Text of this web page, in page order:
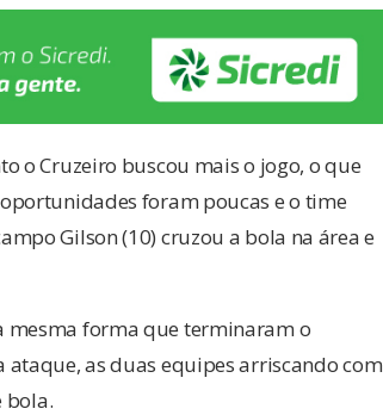
o Cruzeiro buscou mais o jogo, o que
foram poucas e o time
Gilson (10) cruzou a bola na área e
mesma forma que terminaram o
ataque, as duas equipes arriscando com
bola.